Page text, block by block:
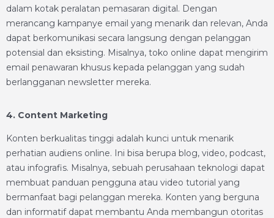
dalam kotak peralatan pemasaran digital. Dengan
merancang kampanye email yang menarik dan relevan, Anda
dapat berkomunikasi secara langsung dengan pelanggan
potensial dan eksisting. Misalnya, toko online dapat mengirim
email penawaran khusus kepada pelanggan yang sudah
berlangganan newsletter mereka.
4. Content Marketing
Konten berkualitas tinggi adalah kunci untuk menarik
perhatian audiens online. Ini bisa berupa blog, video, podcast,
atau infografis. Misalnya, sebuah perusahaan teknologi dapat
membuat panduan pengguna atau video tutorial yang
bermanfaat bagi pelanggan mereka. Konten yang berguna
dan informatif dapat membantu Anda membangun otoritas